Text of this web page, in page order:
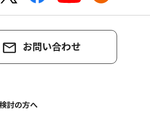
お問い合わせ
討の方へ